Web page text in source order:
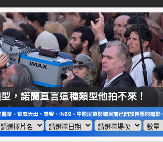
，諾蘭直言這種類型他拍不來！